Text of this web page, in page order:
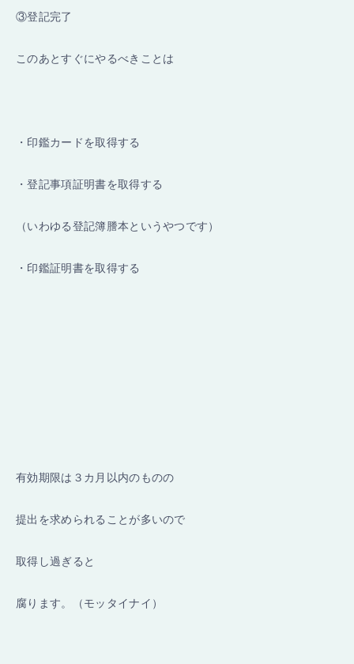
③登記完了
このあとすぐにやるべきことは
・印鑑カードを取得する
・登記事項証明書を取得する
（いわゆる登記簿謄本というやつです）
・印鑑証明書を取得する
有効期限は３カ月以内のものの
提出を求められることが多いので
取得し過ぎると
腐ります。（モッタイナイ）